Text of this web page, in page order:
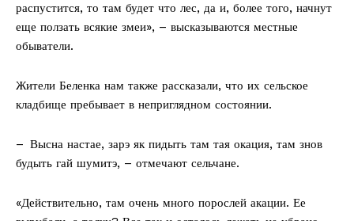
распустится, то там будет что лес, да и, более того, начнут
еще ползать всякие змеи», – высказываются местные
обыватели.
Жители Беленка нам также рассказали, что их сельское
кладбище пребывает в неприглядном состоянии.
– Высна настае, зарэ як пидыть там тая окация, там знов
будыть гай шумитэ, – отмечают сельчане.
«Действительно, там очень много порослей акации. Ее